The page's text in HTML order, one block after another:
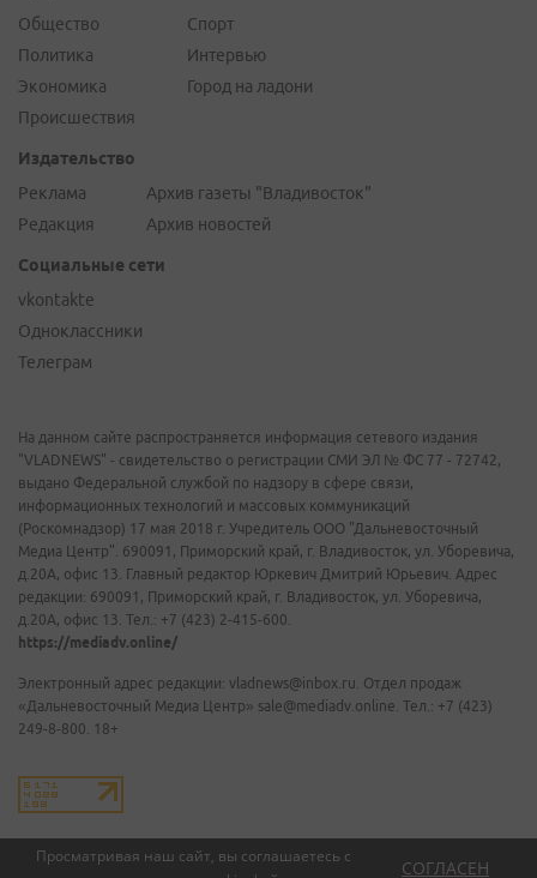
Просматривая наш сайт, вы соглашаетесь с
СОГЛАСЕН
Общество
Политика
Экономика
Происшествия
Спорт
Интервью
Город на ладони
Издательство
Реклама
Редакция
Архив газеты "Владивосток"
Архив новостей
Социальные сети
vkontakte
Одноклассники
Телеграм
На данном сайте распространяется информация сетевого издания
"VLADNEWS" - свидетельство о регистрации СМИ ЭЛ № ФС 77 - 72742,
выдано Федеральной службой по надзору в сфере связи,
информационных технологий и массовых коммуникаций
(Роскомнадзор) 17 мая 2018 г. Учредитель ООО "Дальневосточный
Медиа Центр". 690091, Приморский край, г. Владивосток, ул. Уборевича,
д.20А, офис 13. Главный редактор Юркевич Дмитрий Юрьевич. Адрес
редакции: 690091, Приморский край, г. Владивосток, ул. Уборевича,
д.20А, офис 13. Тел.: +7 (423) 2-415-600.
https://mediadv.online/
Электронный адрес редакции: vladnews@inbox.ru. Отдел продаж
«Дальневосточный Медиа Центр» sale@mediadv.online. Тел.: +7 (423)
249-8-800. 18+